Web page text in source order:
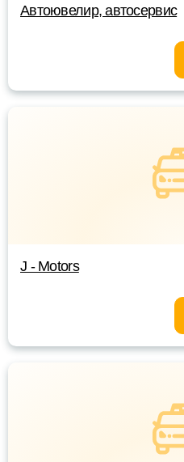
Автоювелир, автосервис
J - Motors